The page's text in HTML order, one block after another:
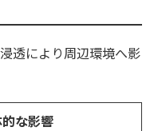
透により周辺環境へ影
な影響